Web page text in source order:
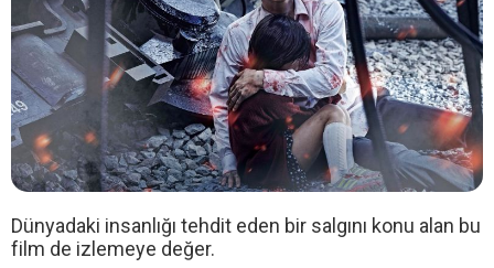
Dünyadaki insanlığı tehdit eden bir salgını konu alan bu
film de izlemeye değer.